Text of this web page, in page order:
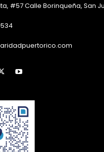
#57 Calle Borinqueña, San